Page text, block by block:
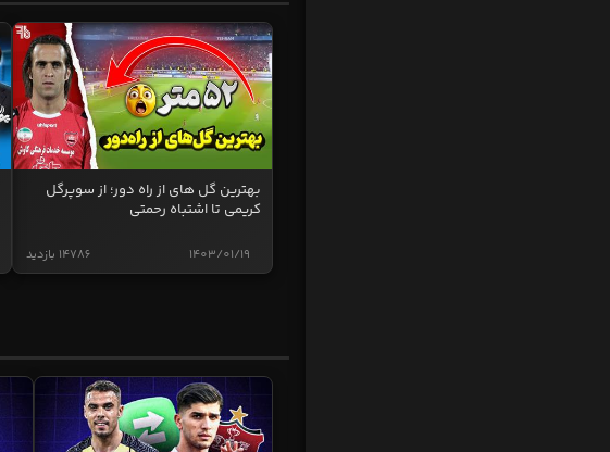
بهترین گل های از راه دور؛ از سوپرگل
کریمی تا اشتباه رحمتی
14786 بازدید 1403/01/19